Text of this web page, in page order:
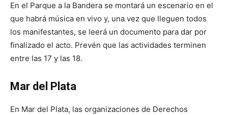
En el Parque a la Bandera se montará un escenario en el
que habrá música en vivo y, una vez que lleguen todos
los manifestantes, se leerá un documento para dar por
finalizado el acto. Prevén que las actividades terminen
entre las 17 y las 18.
Mar del Plata
En Mar del Plata, las organizaciones de Derechos